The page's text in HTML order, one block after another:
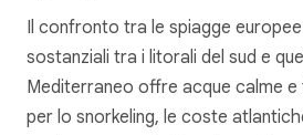
Il confronto tra le spiagge
sostanziali tra i litorali del sud e
Mediterraneo offre acque calme
per lo snorkeling, le coste